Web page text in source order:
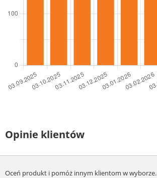
Opinie klientów
Oceń produkt i pomóż innym klientom w wyborze.